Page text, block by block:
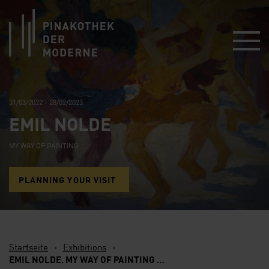
31/03/2022 - 28/02/2023
EMIL NOLDE
MY WAY OF PAINTING …
PLANNING YOUR VISIT
Startseite › Exhibitions ›
EMIL NOLDE. MY WAY OF PAINTING …